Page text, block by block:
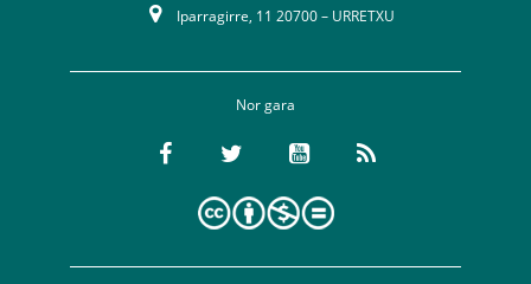
Iparragirre, 11 20700 – URRETXU
Nor gara